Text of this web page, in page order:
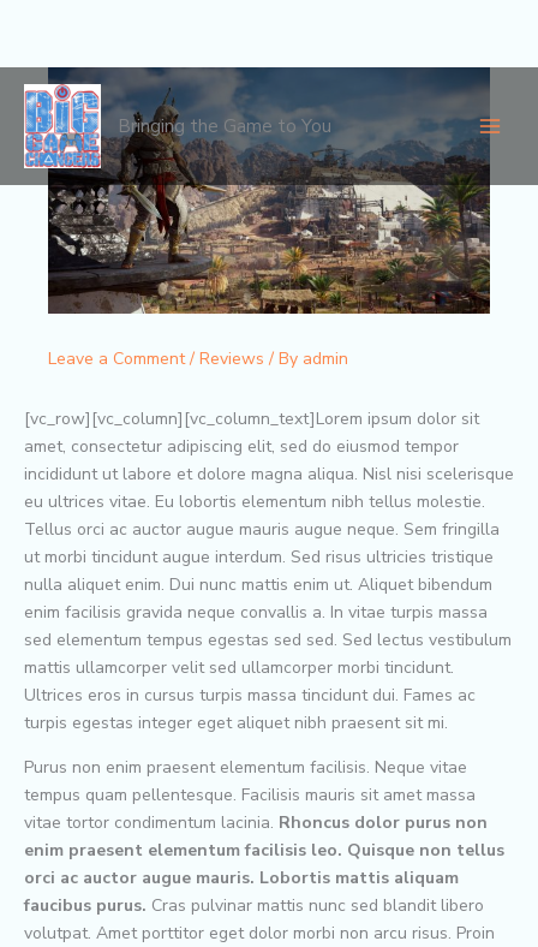
Skip
content
Bringing the Game to You
Leave a Comment / Reviews / By admin
[vc_row][vc_column][vc_column_text]Lorem ipsum dolor sit
amet, consectetur adipiscing elit, sed do eiusmod tempor
incididunt ut labore et dolore magna aliqua. Nisl nisi scelerisque
eu ultrices vitae. Eu lobortis elementum nibh tellus molestie.
Tellus orci ac auctor augue mauris augue neque. Sem fringilla
ut morbi tincidunt augue interdum. Sed risus ultricies tristique
nulla aliquet enim. Dui nunc mattis enim ut. Aliquet bibendum
enim facilisis gravida neque convallis a. In vitae turpis massa
sed elementum tempus egestas sed sed. Sed lectus vestibulum
mattis ullamcorper velit sed ullamcorper morbi tincidunt.
Ultrices eros in cursus turpis massa tincidunt dui. Fames ac
turpis egestas integer eget aliquet nibh praesent sit mi.
Purus non enim praesent elementum facilisis. Neque vitae
tempus quam pellentesque. Facilisis mauris sit amet massa
vitae tortor condimentum lacinia. Rhoncus dolor purus non
enim praesent elementum facilisis leo. Quisque non tellus
orci ac auctor augue mauris. Lobortis mattis aliquam
faucibus purus. Cras pulvinar mattis nunc sed blandit libero
volutpat. Amet porttitor eget dolor morbi non arcu risus. Proin